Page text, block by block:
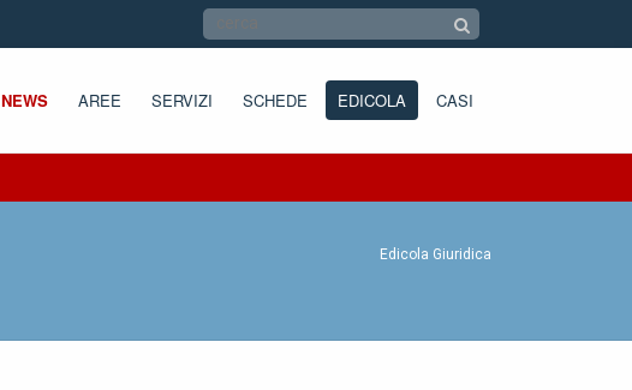
NEWS AREE SERVIZI SCHEDE EDICOLA CASI
Edicola Giuridica